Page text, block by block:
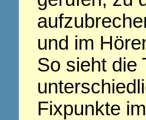
und im
So sieht die
Fixpunkte